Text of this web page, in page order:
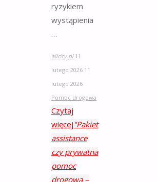
ryzykiem
wystąpienia
…
allcity.pl 11
lutego 2026 11
lutego 2026
Pomoc drogowa
Czytaj
więcej "Pakiet
assistance
czy prywatna
pomoc
drogowa –